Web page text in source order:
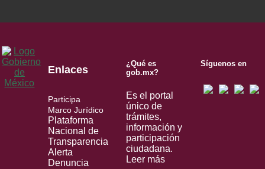
Enlaces
Participa
Marco Jurídico
Plataforma
Nacional de
Transparencia
Alerta
Denuncia
¿Qué es
gob.mx?
Es el portal
único de
trámites,
información y
participación
ciudadana.
Leer más
Síguenos en